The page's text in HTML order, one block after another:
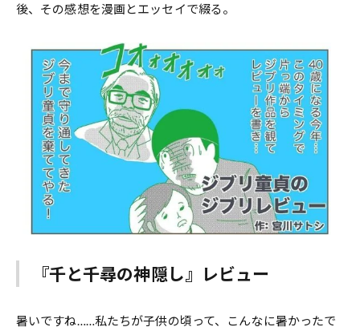
後、その感想を漫画とエッセイで綴る。
『千と千尋の神隠し』レビュー
暑いですね……私たちが子供の頃って、こんなに暑かったで